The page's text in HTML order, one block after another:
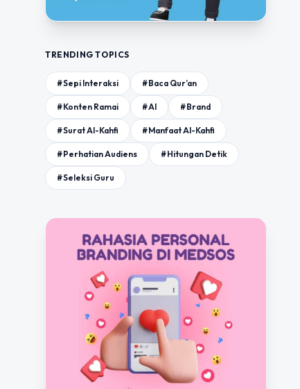
TRENDING TOPICS
#Sepi Interaksi #Baca Qur’an
#Konten Ramai #AI #Brand
#Surat Al-Kahfi #Manfaat Al-Kahfi
#Perhatian Audiens #Hitungan Detik
#Seleksi Guru